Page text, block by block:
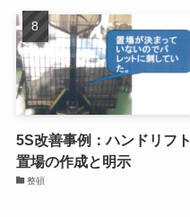
5S改善事例：ハンドリフト
置場の作成と明示
整頓